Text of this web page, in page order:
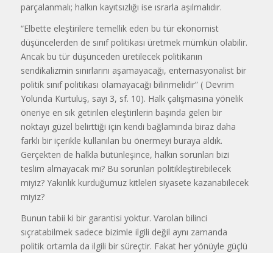
parçalanmalı; halkın kayıtsızlığı ise ısrarla aşılmalıdır.
“Elbette eleştirilere temellik eden bu tür ekonomist
düşüncelerden de sınıf politikası üretmek mümkün olabilir.
Ancak bu tür düşünceden üretilecek politikanın
sendikalizmin sınırlarını aşamayacağı, enternasyonalist bir
politik sınıf politikası olamayacağı bilinmelidir” ( Devrim
Yolunda Kurtuluş, sayı 3, sf. 10). Halk çalışmasına yönelik
öneriye en sık getirilen eleştirilerin başında gelen bir
noktayı güzel belirttiği için kendi bağlamında biraz daha
farklı bir içerikle kullanılan bu önermeyi buraya aldık.
Gerçekten de halkla bütünleşince, halkın sorunları bizi
teslim almayacak mı? Bu sorunları politikleştirebilecek
miyiz? Yakınlık kurduğumuz kitleleri siyasete kazanabilecek
miyiz?
Bunun tabii ki bir garantisi yoktur. Varolan bilinci
sıçratabilmek sadece bizimle ilgili değil aynı zamanda
politik ortamla da ilgili bir süreçtir. Fakat her yönüyle güçlü